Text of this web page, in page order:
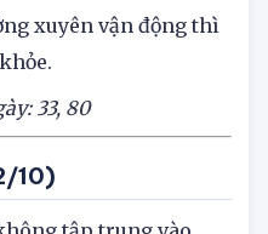
xuyên vận động thì
33, 80
10)